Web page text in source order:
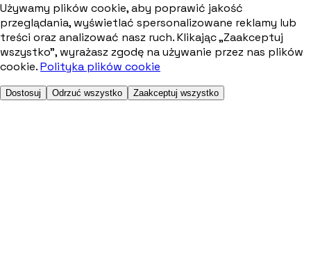
Używamy plików cookie, aby poprawić jakość
przeglądania, wyświetlać spersonalizowane reklamy lub
treści oraz analizować nasz ruch. Klikając „Zaakceptuj
wszystko”, wyrażasz zgodę na używanie przez nas plików
cookie.Polityka plików cookie
Dostosuj Odrzuć wszystko Zaakceptuj wszystko